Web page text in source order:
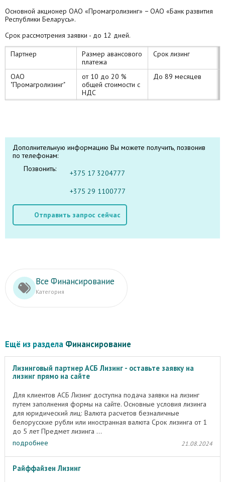
Основной акционер ОАО «Промагролизинг» − ОАО «Банк развития
Республики Беларусь».
Срок рассмотрения заявки - до 12 дней.
Партнер
Размер авансового
платежа
Срок лизинг
ОАО
"Промагролизинг"
от 10 до 20 %
общей стоимости с
НДС
До 89 месяцев
Дополнительную информацию Вы можете получить, позвонив
по телефонам:
Позвонить:
+375 17 3204777
+375 29 1100777
Отправить запрос сейчас
Все Финансирование
Категория
Ещё из раздела Финансирование
Лизинговый партнер АСБ Лизинг - оставьте заявку на
лизинг прямо на сайте
Для клиентов АСБ Лизинг доступна подача заявки на лизинг
путем заполнения формы на сайте. Основные условия лизинга
для юридический лиц: Валюта расчетов безналичные
белорусские рубли или иностранная валюта Срок лизинга от 1
до 5 лет Предмет лизинга ...
подробнее
21.08.2024
Райффайзен Лизинг